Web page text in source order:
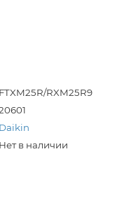
FTXM25R/RXM25R9
Daikin
Нет в наличии